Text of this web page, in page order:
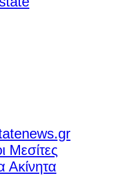
Μεσίτες
Ακίνητα